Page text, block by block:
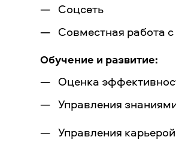
Соцсеть
Совместная работа
Обучение и развитие:
Оценка
Управления
Управления карьерой